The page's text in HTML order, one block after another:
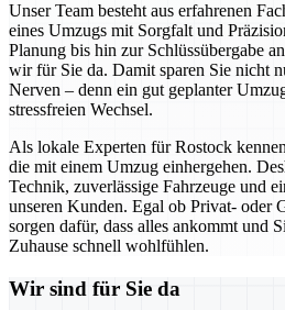
Unser Team besteht aus erfahrenen
eines Umzugs mit Sorgfalt und
Planung bis hin zur Schlüssübergabe
wir für Sie da. Damit sparen Sie nicht
Nerven – denn ein gut geplanter
stressfreien Wechsel.
Als lokale Experten für Rostock
die mit einem Umzug einhergehen.
Technik, zuverlässige Fahrzeuge und
unseren Kunden. Egal ob Privat- oder
sorgen dafür, dass alles ankommt und
Zuhause schnell wohlfühlen.
Wir sind für Sie da